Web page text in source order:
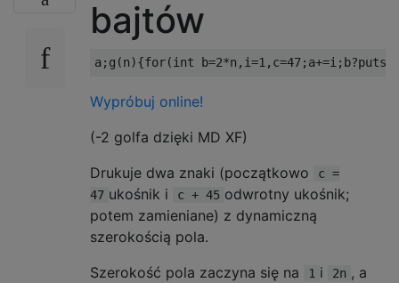
bajtów
Wypróbuj online!
(-2 golfa dzięki MD XF)
Drukuje dwa znaki (początkowo
c =
47 ukośnik i c + 45 odwrotny ukośnik;
potem zamieniane) z dynamiczną
szerokością pola.
Szerokość pola zaczyna się na
1 i 2n , a